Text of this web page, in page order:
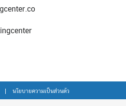
นโยบายความเป็นส่วนตัว